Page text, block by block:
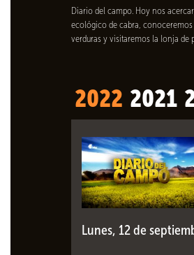
Diario del campo. Hoy nos
ecológico de cabra,
verduras y visitaremos la lonja de
2022 2021
Lunes, 12 de